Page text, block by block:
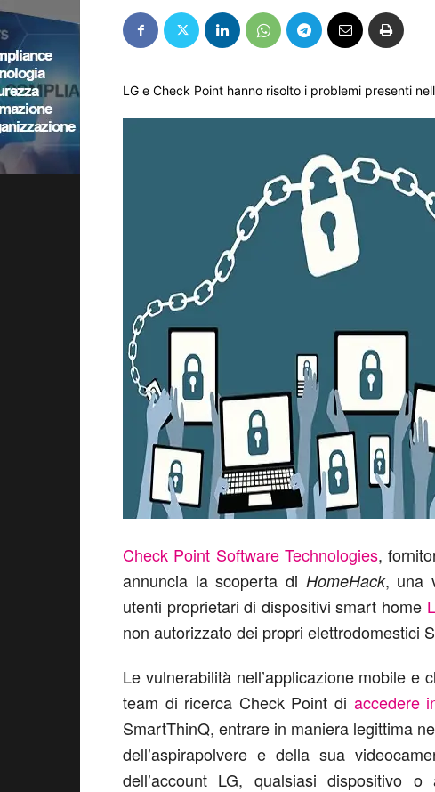
LG e Check Point hanno risolto i problemi presenti
Check Point Software Technologies,
annuncia la scoperta di HomeHack, una
utenti proprietari di dispositivi smart home
non autorizzato dei propri elettrodomestici
Le vulnerabilità nell’applicazione mobile
team di ricerca Check Point di accedere
SmartThinQ, entrare in maniera legittima
dell’aspirapolvere e della sua
dell’account LG, qualsiasi dispositivo